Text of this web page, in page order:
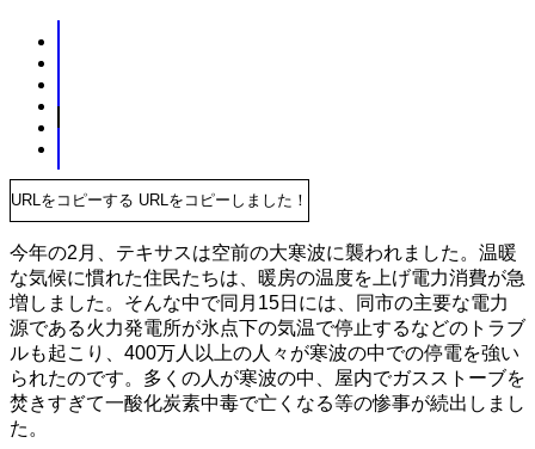
URLをコピーする URLをコピーしました！
今年の2月、テキサスは空前の大寒波に襲われました。温暖
な気候に慣れた住民たちは、暖房の温度を上げ電力消費が急
増しました。そんな中で同月15日には、同市の主要な電力
源である火力発電所が氷点下の気温で停止するなどのトラブ
ルも起こり、400万人以上の人々が寒波の中での停電を強い
られたのです。多くの人が寒波の中、屋内でガスストーブを
焚きすぎて一酸化炭素中毒で亡くなる等の惨事が続出しまし
た。